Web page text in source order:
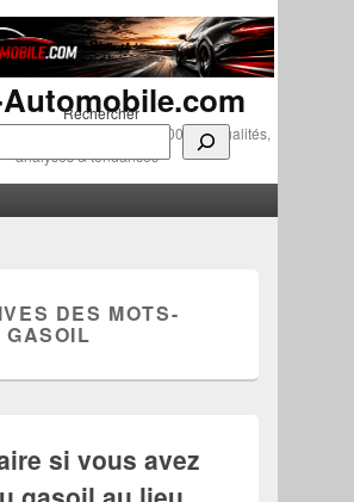
Rechercher
indépendant depuis 2007 • Actualités,
analyses & tendances
DES MOTS-
GASOIL
si vous avez